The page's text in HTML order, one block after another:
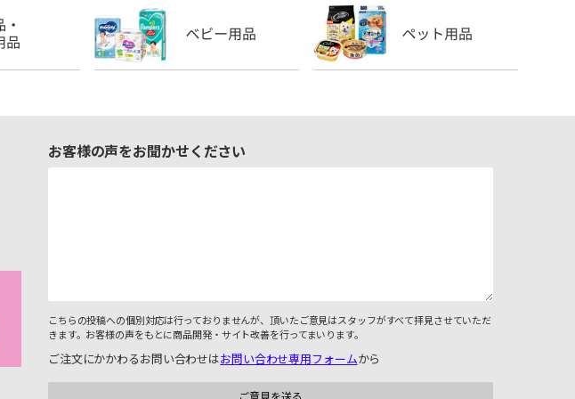
お客様の声をお聞かせください
こちらの投稿への個別対応は行っておりませんが、頂いたご意見はスタッフがすべて拝見させていただ
きます。お客様の声をもとに商品開発・サイト改善を行ってまいります。
ご注文にかかわるお問い合わせはお問い合わせ専用フォームから